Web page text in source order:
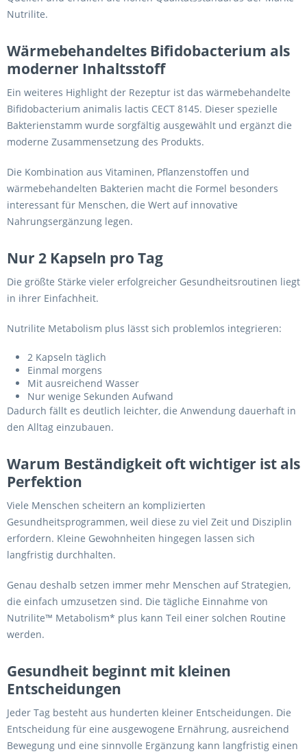
Nutrilite.
Wärmebehandeltes Bifidobacterium als
moderner Inhaltsstoff
Ein weiteres Highlight der Rezeptur ist das wärmebehandelte
Bifidobacterium animalis lactis CECT 8145. Dieser spezielle
Bakterienstamm wurde sorgfältig ausgewählt und ergänzt die
moderne Zusammensetzung des Produkts.
Die Kombination aus Vitaminen, Pflanzenstoffen und
wärmebehandelten Bakterien macht die Formel besonders
interessant für Menschen, die Wert auf innovative
Nahrungsergänzung legen.
Nur 2 Kapseln pro Tag
Die größte Stärke vieler erfolgreicher Gesundheitsroutinen liegt
in ihrer Einfachheit.
Nutrilite Metabolism plus lässt sich problemlos integrieren:
2 Kapseln täglich
Einmal morgens
Mit ausreichend Wasser
Nur wenige Sekunden Aufwand
Dadurch fällt es deutlich leichter, die Anwendung dauerhaft in
den Alltag einzubauen.
Warum Beständigkeit oft wichtiger ist als
Perfektion
Viele Menschen scheitern an komplizierten
Gesundheitsprogrammen, weil diese zu viel Zeit und Disziplin
erfordern. Kleine Gewohnheiten hingegen lassen sich
langfristig durchhalten.
Genau deshalb setzen immer mehr Menschen auf Strategien,
die einfach umzusetzen sind. Die tägliche Einnahme von
Nutrilite™ Metabolism* plus kann Teil einer solchen Routine
werden.
Gesundheit beginnt mit kleinen
Entscheidungen
Jeder Tag besteht aus hunderten kleiner Entscheidungen. Die
Entscheidung für eine ausgewogene Ernährung, ausreichend
Bewegung und eine sinnvolle Ergänzung kann langfristig einen